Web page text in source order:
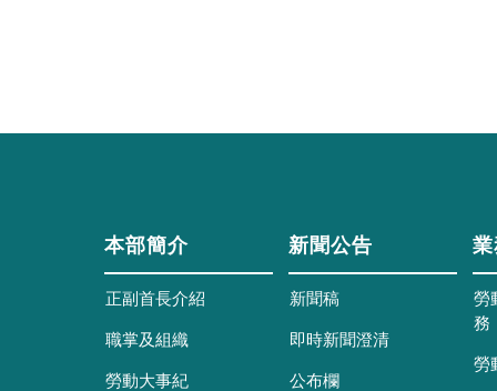
本部簡介
正副首長介紹
職掌及組織
勞動大事紀
新聞公告
新聞稿
即時新聞澄清
公布欄
勞
務
勞